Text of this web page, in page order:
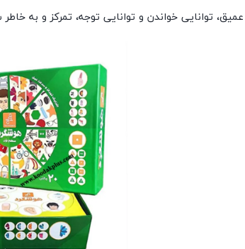
توانایی خواندن و توانایی توجه، تمرکز و به خاطر